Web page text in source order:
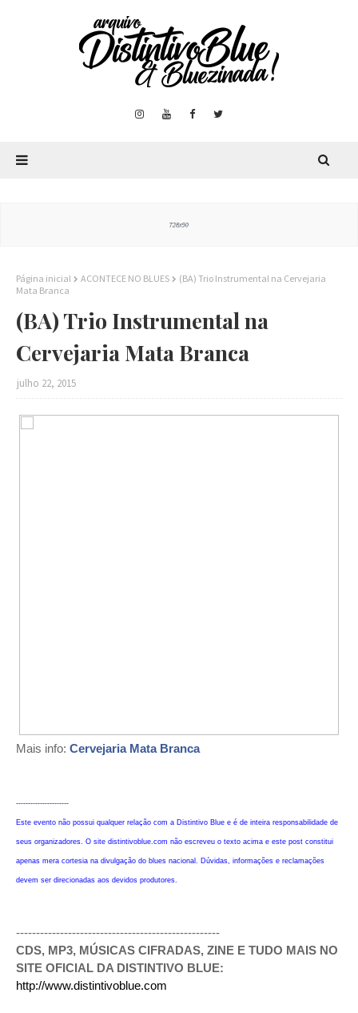
Página inicial ACONTECE NO BLUES
(BA) Trio Instrumental na Cervejaria
Mata Branca
(BA) Trio Instrumental na
Cervejaria Mata Branca
julho 22, 2015
Mais info: Cervejaria Mata Branca
----------------------
Este evento não possui qualquer relação com a Distintivo Blue e é de inteira responsabilidade de
seus organizadores. O site distintivoblue.com não escreveu o texto acima e este post constitui
apenas mera cortesia na divulgação do blues nacional. Dúvidas, informações e reclamações
devem ser direcionadas aos devidos produtores.
---------------------------------------------------
CDS, MP3, MÚSICAS CIFRADAS, ZINE E TUDO MAIS NO
SITE OFICIAL DA DISTINTIVO BLUE:
http://www.distintivoblue.com